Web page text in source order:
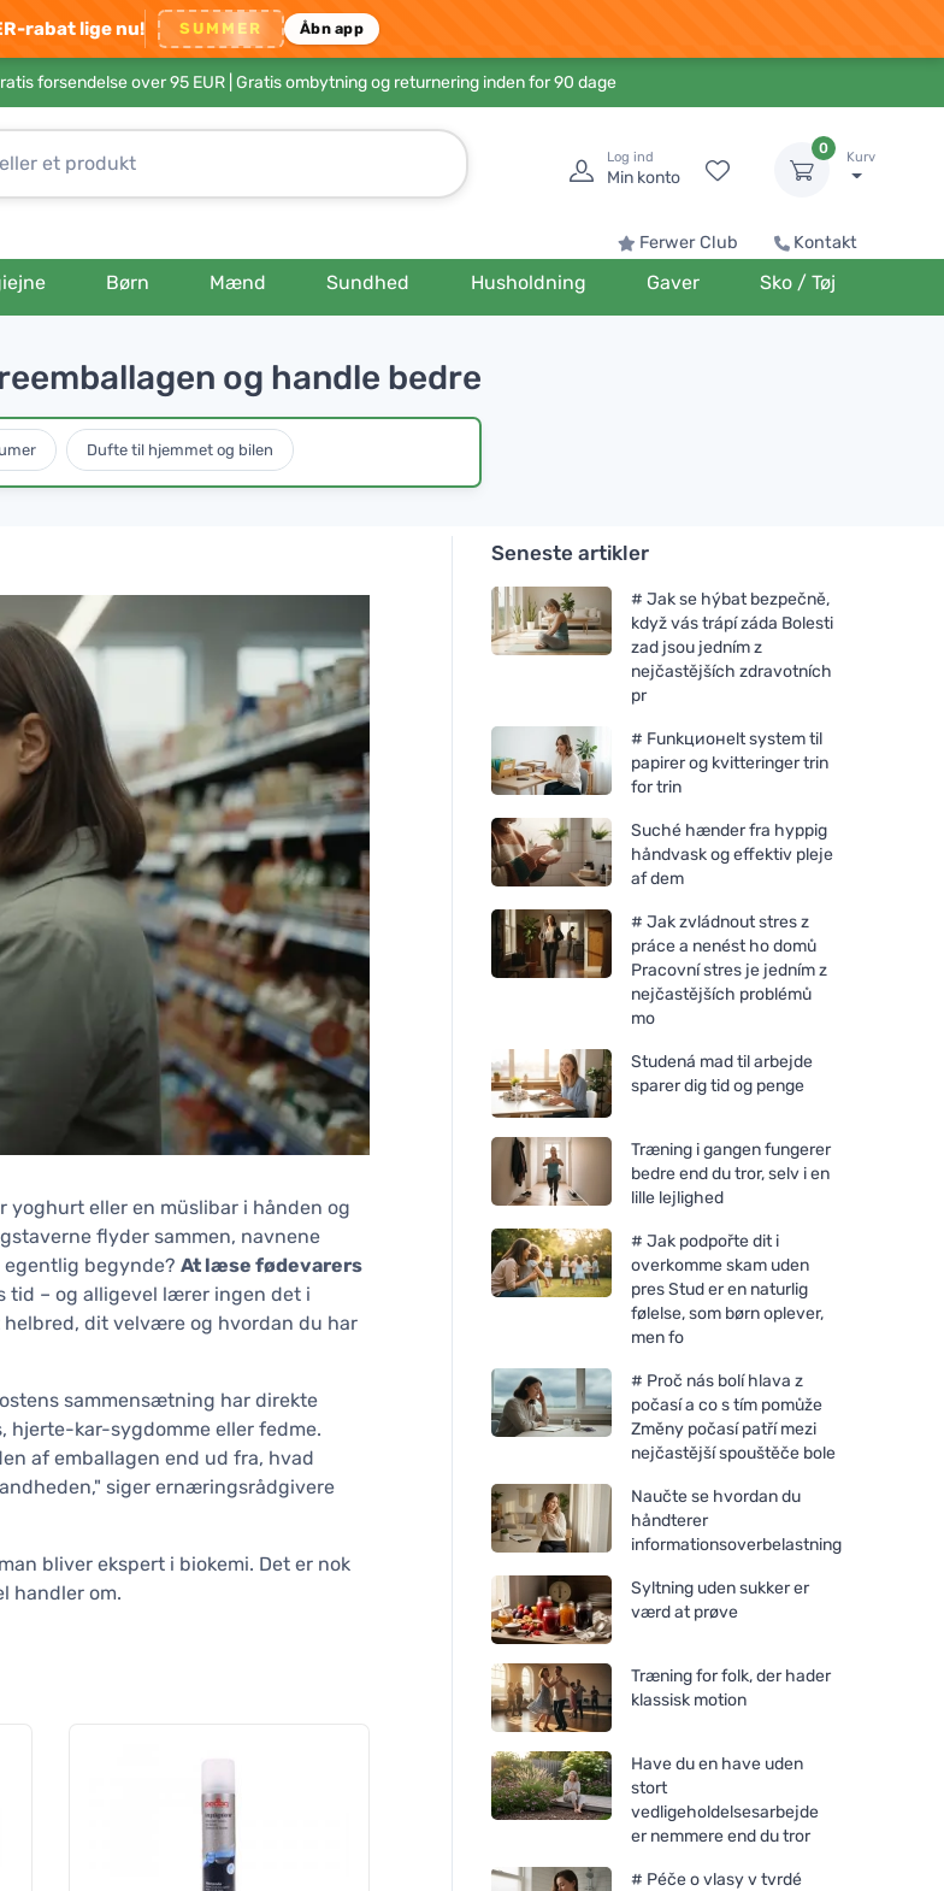
rabat lige nu! SUMMER Åbn app
forsendelse over 95 EUR | Gratis ombytning og returnering inden for 90 dage
Log ind
Min konto
0
Kurv
Ferwer Club Kontakt
Børn Mænd Sundhed Husholdning Gaver Sko / Tøj
og handle bedre
Dufte til hjemmet og bilen
yoghurt eller en müslibar i hånden og
flyder sammen, navnene
begynde? At læse fødevarers
– og alligevel lærer ingen det i
dit velvære og hvordan du har
sammensætning har direkte
hjerte-kar-sygdomme eller fedme.
af emballagen end ud fra, hvad
siger ernæringsrådgivere
bliver ekspert i biokemi. Det er nok
handler om.
Seneste artikler
# Jak se hýbat bezpečně,
když vás trápí záda Bolesti
zad jsou jedním z
nejčastějších zdravotních
pr
# Funkционelt system til
papirer og kvitteringer trin
for trin
Suché hænder fra hyppig
håndvask og effektiv pleje
af dem
# Jak zvládnout stres z
práce a nenést ho domů
Pracovní stres je jedním z
nejčastějších problémů
mo
Studená mad til arbejde
sparer dig tid og penge
Træning i gangen fungerer
bedre end du tror, selv i en
lille lejlighed
# Jak podpořte dit i
overkomme skam uden
pres Stud er en naturlig
følelse, som børn oplever,
men fo
# Proč nás bolí hlava z
počasí a co s tím pomůže
Změny počasí patří mezi
nejčastější spouštěče bole
Naučte se hvordan du
håndterer
informationsoverbelastning
Syltning uden sukker er
værd at prøve
Træning for folk, der hader
klassisk motion
Have du en have uden
stort
vedligeholdelsesarbejde
er nemmere end du tror
# Péče o vlasy v tvrdé